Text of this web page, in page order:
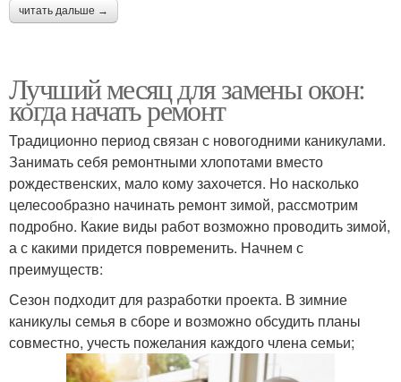
читать дальше →
Лучший месяц для замены окон:
когда начать ремонт
Традиционно период связан с новогодними каникулами.
Занимать себя ремонтными хлопотами вместо
рождественских, мало кому захочется. Но насколько
целесообразно начинать ремонт зимой, рассмотрим
подробно. Какие виды работ возможно проводить зимой,
а с какими придется повременить. Начнем с
преимуществ:
Сезон подходит для разработки проекта. В зимние
каникулы семья в сборе и возможно обсудить планы
совместно, учесть пожелания каждого члена семьи;